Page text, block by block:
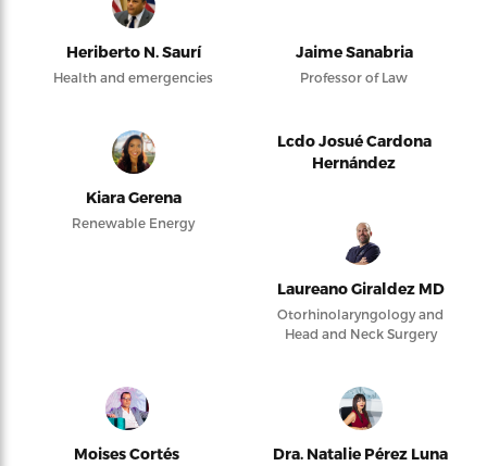
Heriberto N. Saurí
Health and emergencies
Jaime Sanabria
Professor of Law
Kiara Gerena
Renewable Energy
Lcdo Josué Cardona
Hernández
Laureano Giraldez MD
Otorhinolaryngology and
Head and Neck Surgery
Moises Cortés Dra. Natalie Pérez Luna